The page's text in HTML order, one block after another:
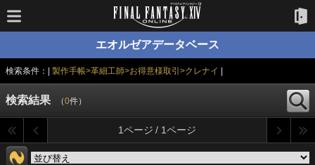
エオルゼアデータベース
検索条件：| 製作手帳>革細工師>お得意様取引>クレナイ
検索結果 （0件）
1ページ / 1ページ